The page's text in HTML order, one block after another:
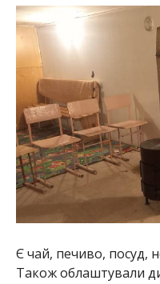
Є чай, печиво, посуд,
Також облаштували